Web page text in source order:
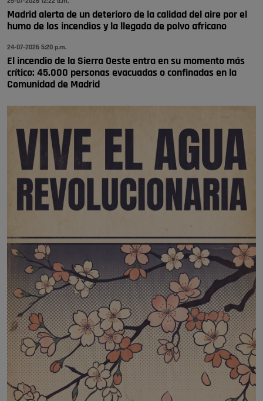
Pozuelo de Alarcón
🔴 EXCLUSIVA | El comisario de la …
Madrid alerta de un deterioro de la calidad del aire por el
humo de los incendios y la llegada de polvo africano
24-07-2026 5:20 p.m.
El incendio de la Sierra Oeste entra en su momento más
crítico: 45.000 personas evacuadas o confinadas en la
Comunidad de Madrid